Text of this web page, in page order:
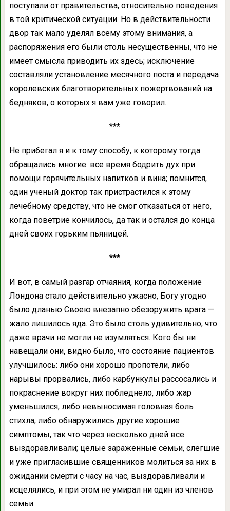
поступали от правительства, относительно поведения
в той критической ситуации. Но в действительности
двор так мало уделял всему этому внимания, а
распоряжения его были столь несущественны, что не
имеет смысла приводить их здесь; исключение
составляли установление месячного поста и передача
королевских благотворительных пожертвований на
бедняков, о которых я вам уже говорил.
***
Не прибегал я и к тому способу, к которому тогда
обращались многие: все время бодрить дух при
помощи горячительных напитков и вина; помнится,
один ученый доктор так пристрастился к этому
лечебному средству, что не смог отказаться от него,
когда поветрие кончилось, да так и остался до конца
дней своих горьким пьяницей.
***
И вот, в самый разгар отчаяния, когда положение
Лондона стало действительно ужасно, Богу угодно
было дланью Своею внезапно обезоружить врага —
жало лишилось яда. Это было столь удивительно, что
даже врачи не могли не изумляться. Кого бы ни
навещали они, видно было, что состояние пациентов
улучшилось: либо они хорошо пропотели, либо
нарывы прорвались, либо карбункулы рассосались и
покраснение вокруг них побледнело, либо жар
уменьшился, либо невыносимая головная боль
стихла, либо обнаружились другие хорошие
симптомы, так что через несколько дней все
выздоравливали; целые зараженные семьи, слегшие
и уже пригласившие священников молиться за них в
ожидании смерти с часу на час, выздоравливали и
исцелялись, и при этом не умирал ни один из членов
семьи.